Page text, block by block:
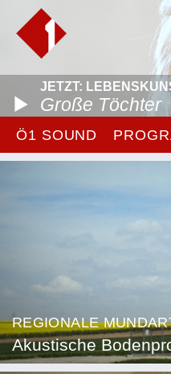
JETZT:
Große Töchter
Ö1 SOUND
REGIONALE
Akustische